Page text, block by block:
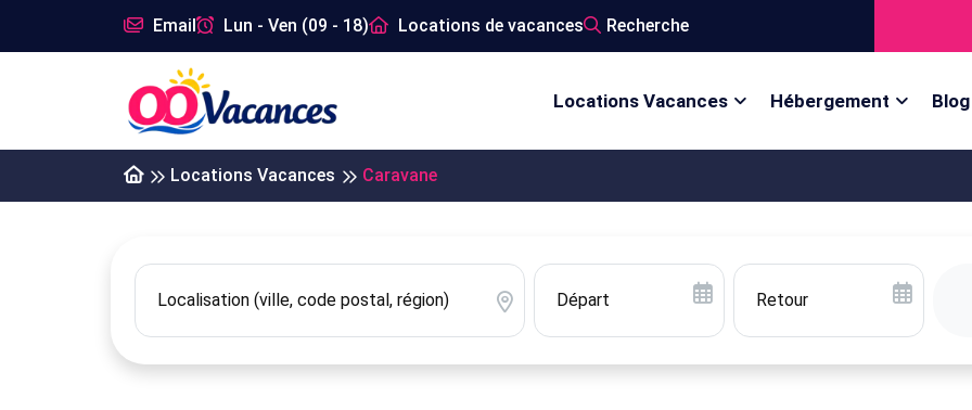
Email Lun - Ven (09 - 18) Locations de vacances Recherche
Locations Vacances Hébergement Blog
Locations Vacances Caravane